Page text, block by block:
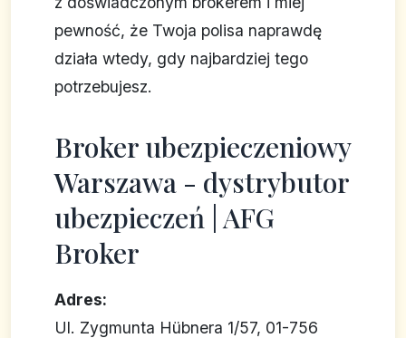
pewność, że Twoja polisa naprawdę
działa wtedy, gdy najbardziej tego
potrzebujesz.
Broker ubezpieczeniowy
Warszawa - dystrybutor
ubezpieczeń | AFG
Broker
Adres:
Ul. Zygmunta Hübnera 1/57, 01-756